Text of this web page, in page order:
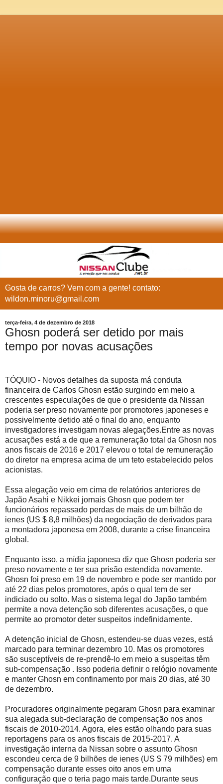
Gosta de carros? Vem com a gente! contato:
wildon.minoru@gmail.com
terça-feira, 4 de dezembro de 2018
Ghosn poderá ser detido por mais
tempo por novas acusações
TÓQUIO - Novos detalhes da suposta má conduta
financeira de Carlos Ghosn estão surgindo em meio a
crescentes especulações de que o presidente da Nissan
poderia ser preso novamente por promotores japoneses e
possivelmente detido até o final do ano, enquanto
investigadores investigam novas alegações.Entre as novas
acusações está a de que a remuneração total da Ghosn nos
anos fiscais de 2016 e 2017 elevou o total de remuneração
do diretor na empresa acima de um teto estabelecido pelos
acionistas.
Essa alegação veio em cima de relatórios anteriores de
Japão Asahi e Nikkei jornais Ghosn que podem ter
funcionários repassado perdas de mais de um bilhão de
ienes (US $ 8,8 milhões) da negociação de derivados para
a montadora japonesa em 2008, durante a crise financeira
global.
Enquanto isso, a mídia japonesa diz que Ghosn poderia ser
preso novamente e ter sua prisão estendida novamente.
Ghosn foi preso em 19 de novembro e pode ser mantido por
até 22 dias pelos promotores, após o qual tem de ser
indiciado ou solto. Mas o sistema legal do Japão também
permite a nova detenção sob diferentes acusações, o que
permite ao promotor deter suspeitos indefinidamente.
A detenção inicial de Ghosn, estendeu-se duas vezes, está
marcado para terminar dezembro 10. Mas os promotores
são susceptíveis de re-prendê-lo em meio a suspeitas têm
sub-compensação . Isso poderia definir o relógio novamente
e manter Ghosn em confinamento por mais 20 dias, até 30
de dezembro.
Procuradores originalmente pegaram Ghosn para examinar
sua alegada sub-declaração de compensação nos anos
fiscais de 2010-2014. Agora, eles estão olhando para suas
reportagens para os anos fiscais de 2015-2017. A
investigação interna da Nissan sobre o assunto Ghosn
escondeu cerca de 9 bilhões de ienes (US $ 79 milhões) em
compensação durante esses oito anos em uma
configuração que o teria pago mais tarde.Durante seus